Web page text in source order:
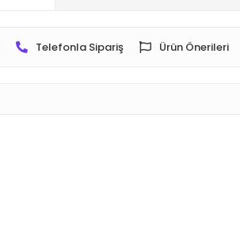
Telefonla Sipariş Ürün Önerileri